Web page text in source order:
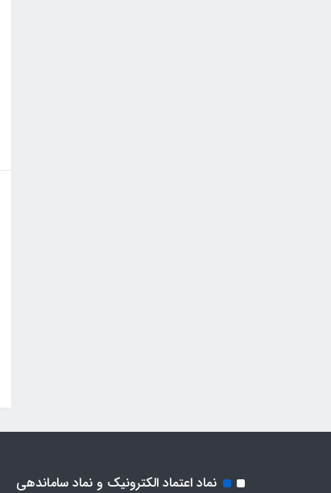
نماد اعتماد الکترونیک و نماد ساماندهی